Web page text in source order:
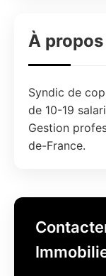
À propos
Syndic de
de 10-19
Gestion
de-France.